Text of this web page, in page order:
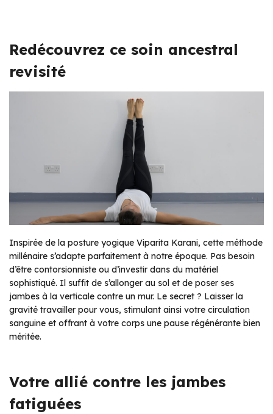
Redécouvrez ce soin ancestral
revisité
Inspirée de la posture yogique Viparita Karani, cette méthode
millénaire s’adapte parfaitement à notre époque. Pas besoin
d’être contorsionniste ou d’investir dans du matériel
sophistiqué. Il suffit de s’allonger au sol et de poser ses
jambes à la verticale contre un mur. Le secret ? Laisser la
gravité travailler pour vous, stimulant ainsi votre circulation
sanguine et offrant à votre corps une pause régénérante bien
méritée.
Votre allié contre les jambes
fatiguées